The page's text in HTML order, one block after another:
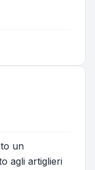
un
agli artiglieri